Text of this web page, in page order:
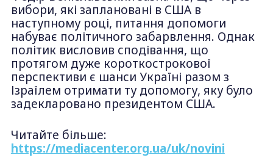
вибори, які заплановані в США в
наступному році, питання допомоги
набуває політичного забарвлення. Однак
політик висловив сподівання, що
протягом дуже короткострокової
перспективи є шанси Україні разом з
Ізраїлем отримати ту допомогу, яку було
задекларовано президентом США.
Читайте більше:
https://mediacenter.org.ua/uk/novini